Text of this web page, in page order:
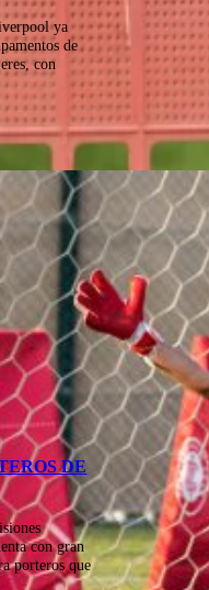
ya
de
con
DE
con gran
porteros que